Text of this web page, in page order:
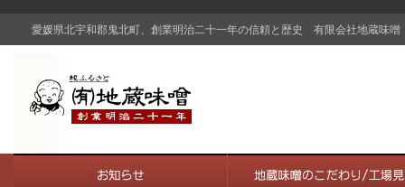
愛媛県北宇和郡鬼北町、創業明治二十一年の信頼と歴史 有限会社地蔵味噌